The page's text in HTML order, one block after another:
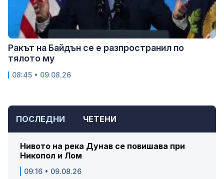
ПОСЛЕДНИ ЧЕТЕНИ
Нивото на река Дунав се повишава при
Никопол и Лом
09:16 • 09.08.26
Ракът на Байдън се е разпространил по
тялото му
08:45 • 09.08.26